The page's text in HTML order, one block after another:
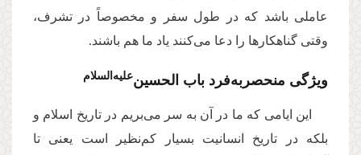
عاملی باشد که در طول سفر و مخصوصاً در تشرف،
وقتی گناهکارها را دعا می‌کنند یاد ما هم باشند.
ویژگی منحصربه‌فرد باب الحسین‌علیه‌‌السلام
این ایامی که ما در آن به سر می‌بریم در تاریخ اسلام و
بلکه در تاریخ انسانیت بسیار کم‌نظیر است یعنی تا